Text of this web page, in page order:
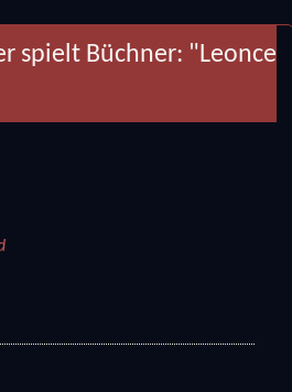
spielt Büchner: "Leonce